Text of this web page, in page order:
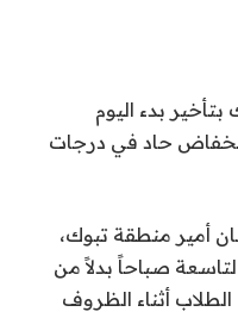
بدء اليوم
حاد في درجات
أمير منطقة تبوك،
صباحاً بدلاً من
أثناء الظروف